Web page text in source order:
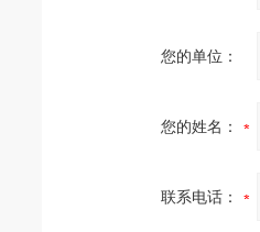
您的单位：
您的姓名：
联系电话：